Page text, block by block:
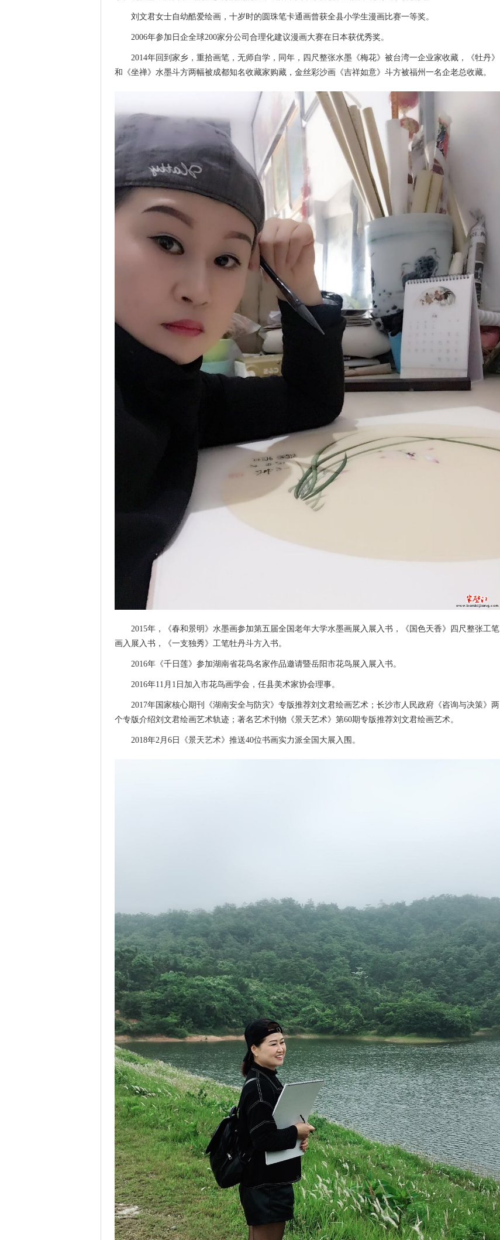
刘文君女士自幼酷爱绘画，十岁时的圆珠笔卡通画曾获全县小学生漫画比赛一等奖。
2006年参加日企全球200家分公司合理化建议漫画大赛在日本获优秀奖。
2014年回到家乡，重拾画笔，无师自学，同年，四尺整张水墨《梅花》被台湾一企业家收藏，《牡丹》
和《坐禅》水墨斗方两幅被成都知名收藏家购藏，金丝彩沙画《吉祥如意》斗方被福州一名企老总收藏。
2015年，《春和景明》水墨画参加第五届全国老年大学水墨画展入展入书，《国色天香》四尺整张工笔
画入展入书，《一支独秀》工笔牡丹斗方入书。
2016年《千日莲》参加湖南省花鸟名家作品邀请暨岳阳市花鸟展入展入书。
2016年11月1日加入市花鸟画学会，任县美术家协会理事。
2017年国家核心期刊《湖南安全与防灾》专版推荐刘文君绘画艺术；长沙市人民政府《咨询与决策》两
个专版介绍刘文君绘画艺术轨迹；著名艺术刊物《景天艺术》第60期专版推荐刘文君绘画艺术。
2018年2月6日《景天艺术》推送40位书画实力派全国大展入围。